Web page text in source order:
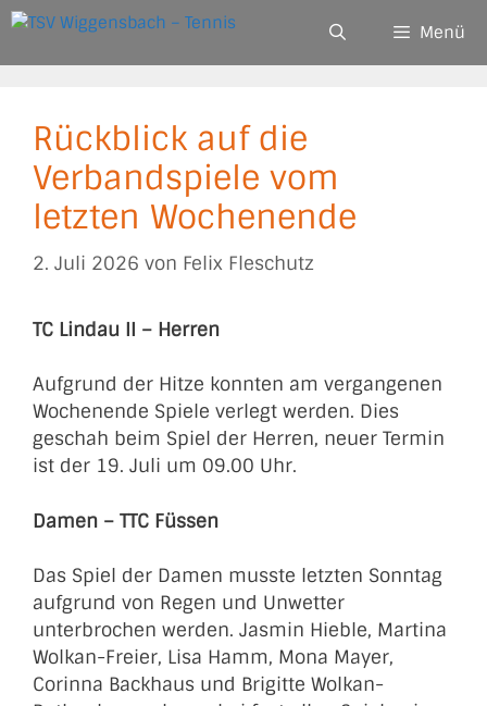
Zum
springen
Menü
Rückblick auf die
Verbandspiele vom
letzten Wochenende
2. Juli 2026 von Felix Fleschutz
TC Lindau II – Herren
Aufgrund der Hitze konnten am vergangenen
Wochenende Spiele verlegt werden. Dies
geschah beim Spiel der Herren, neuer Termin
ist der 19. Juli um 09.00 Uhr.
Damen – TTC Füssen
Das Spiel der Damen musste letzten Sonntag
aufgrund von Regen und Unwetter
unterbrochen werden. Jasmin Hieble, Martina
Wolkan-Freier, Lisa Hamm, Mona Mayer,
Corinna Backhaus und Brigitte Wolkan-